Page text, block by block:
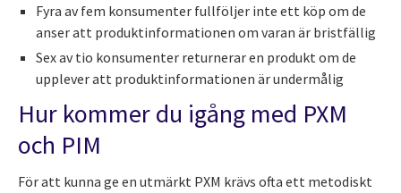
Fyra av fem konsumenter fullföljer inte ett köp om de
anser att produktinformationen om varan är bristfällig
Sex av tio konsumenter returnerar en produkt om de
upplever att produktinformationen är undermålig
Hur kommer du igång med PXM
och PIM
För att kunna ge en utmärkt PXM krävs ofta ett metodiskt